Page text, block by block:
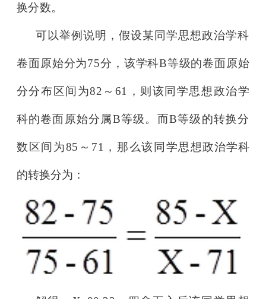
换分数。
可以举例说明，假设某同学思想政治学科
卷面原始分为75分，该学科B等级的卷面原始
分分布区间为82～61，则该同学思想政治学
科的卷面原始分属B等级。而B等级的转换分
数区间为85～71，那么该 同学思想政治学科
的转换分为：